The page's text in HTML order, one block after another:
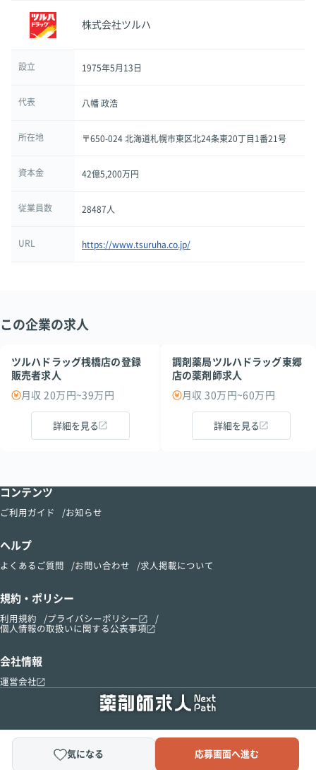
株式会社ツルハ
設立 1975年5月13日
代表 八幡 政浩
所在地 〒650-024 北海道札幌市東区北24条東20丁目1番21号
資本金 42億5,200万円
従業員数 28487人
URL https://www.tsuruha.co.jp/
この企業の求人
ツルハドラッグ桟橋店の登録
販売者求人
月収 20万円~39万円
詳細を見る
調剤薬局ツルハドラッグ東郷
店の薬剤師求人
月収 30万円~60万円
詳細を見る
気になる 応募画面へ進む
コンテンツ
ご利用ガイド お知らせ
ヘルプ
よくあるご質問 お問い合わせ 求人掲載について
規約・ポリシー
利用規約
プライバシーポリシー
個人情報の取扱いに関する公表事項
会社情報
運営会社